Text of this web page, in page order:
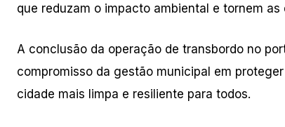
que reduzam o impacto ambiental e tornem
A conclusão da operação de transbordo no
compromisso da gestão municipal em
cidade mais limpa e resiliente para todos.